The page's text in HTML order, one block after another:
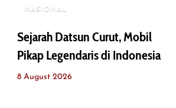
NASIONAL
Sejarah Datsun Curut, Mobil
Pikap Legendaris di Indonesia
8 August 2026